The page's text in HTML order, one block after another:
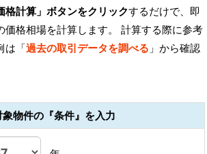
格計算」ボタンをクリックするだけで、即
価格相場を計算します。 計算する際に参考
は「過去の取引データを調べる 」から確認
象物件の『条件』を入力